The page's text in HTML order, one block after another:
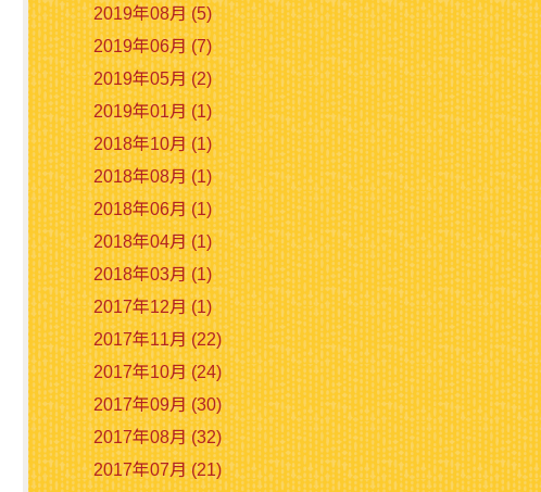
2019年08月 (5)
2019年06月 (7)
2019年05月 (2)
2019年01月 (1)
2018年10月 (1)
2018年08月 (1)
2018年06月 (1)
2018年04月 (1)
2018年03月 (1)
2017年12月 (1)
2017年11月 (22)
2017年10月 (24)
2017年09月 (30)
2017年08月 (32)
2017年07月 (21)